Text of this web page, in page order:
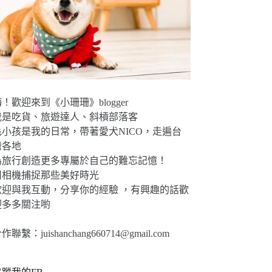
歡迎來到《小珊珊》blogger
是吃貨、旅遊達人、斜槓部落客
小孩是我的日常，帶著愛犬NICO，走遍台
各地
行創造更多專屬於自己的難忘記憶！
相機捕捉那些美好時光
迎與我互動，分享你的經驗 ，有興趣的話歡
多多關注喲
作聯繫：juishanchang660714@gmail.com